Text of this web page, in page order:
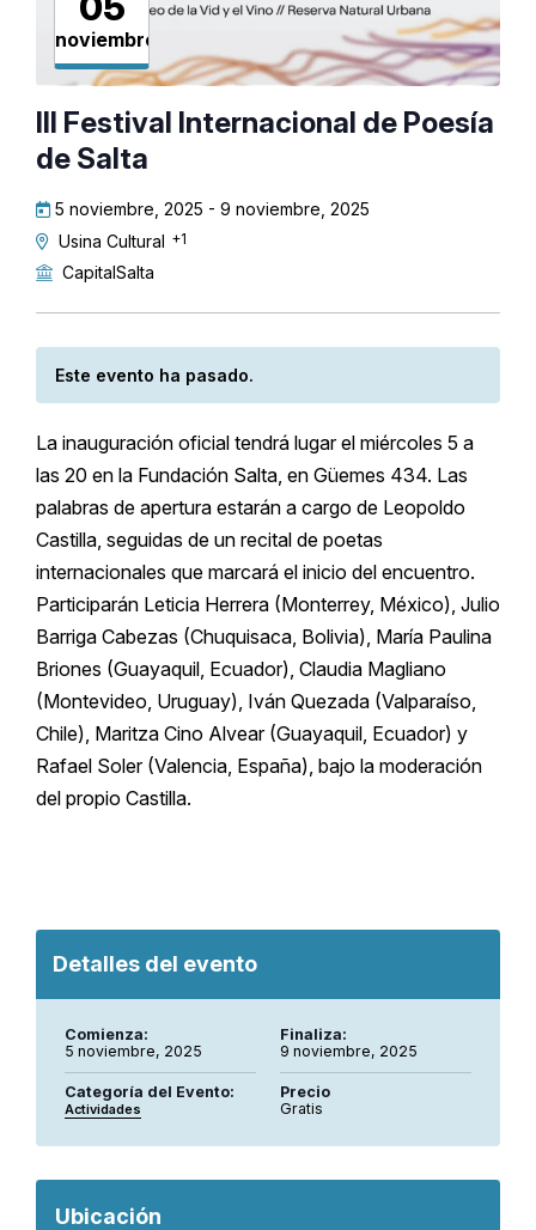
noviembre
III Festival Internacional de Poesía
de Salta
5 noviembre, 2025 - 9 noviembre, 2025
Usina Cultural +1
CapitalSalta
Este evento ha pasado.
La inauguración oficial tendrá lugar el miércoles 5 a
las 20 en la Fundación Salta, en Güemes 434. Las
palabras de apertura estarán a cargo de Leopoldo
Castilla, seguidas de un recital de poetas
internacionales que marcará el inicio del encuentro.
Participarán Leticia Herrera (Monterrey, México), Julio
Barriga Cabezas (Chuquisaca, Bolivia), María Paulina
Briones (Guayaquil, Ecuador), Claudia Magliano
(Montevideo, Uruguay), Iván Quezada (Valparaíso,
Chile), Maritza Cino Alvear (Guayaquil, Ecuador) y
Rafael Soler (Valencia, España), bajo la moderación
del propio Castilla.
Detalles del evento
Comienza:
5 noviembre, 2025
Finaliza:
9 noviembre, 2025
Categoría del Evento:
Actividades
Precio
Gratis
Ubicación